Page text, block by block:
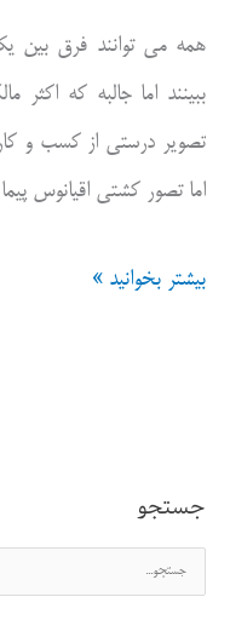
همه می توانند فرق بین
ببینند اما جالبه که
تصویر درستی از کسب و کار
اما تصور کشتی اقیانوس
تصویر
تا
واقعیت
بیشتر بخوانید »
جستجو
س